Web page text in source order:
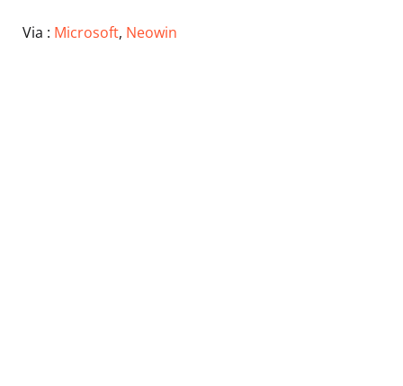
Via : Microsoft, Neowin